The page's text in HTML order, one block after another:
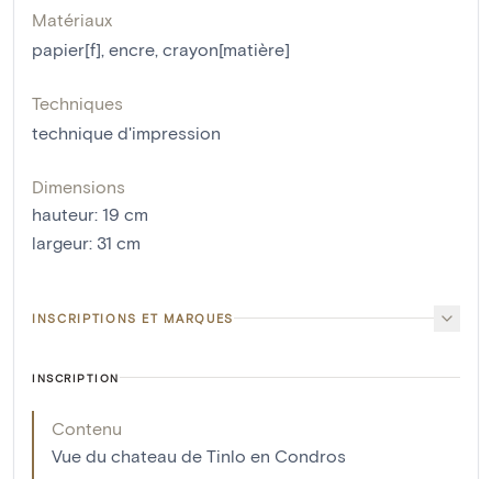
Matériaux
papier[f] encre crayon[matière]
Techniques
technique d'impression
Dimensions
hauteur: 19 cm
largeur: 31 cm
INSCRIPTIONS ET MARQUES
INSCRIPTION
Contenu
Vue du chateau de Tinlo en Condros